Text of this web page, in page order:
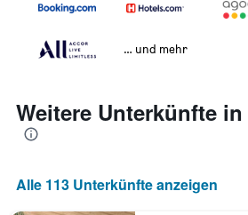
… und mehr
Weitere Unterkünfte
Alle 113 Unterkünfte anzeigen